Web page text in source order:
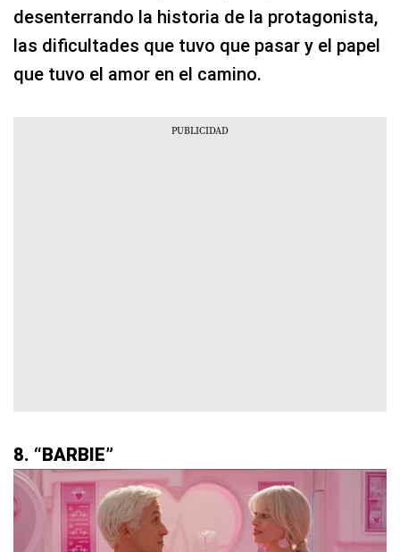
desenterrando la historia de la protagonista,
las dificultades que tuvo que pasar y el papel
que tuvo el amor en el camino.
8. “BARBIE”